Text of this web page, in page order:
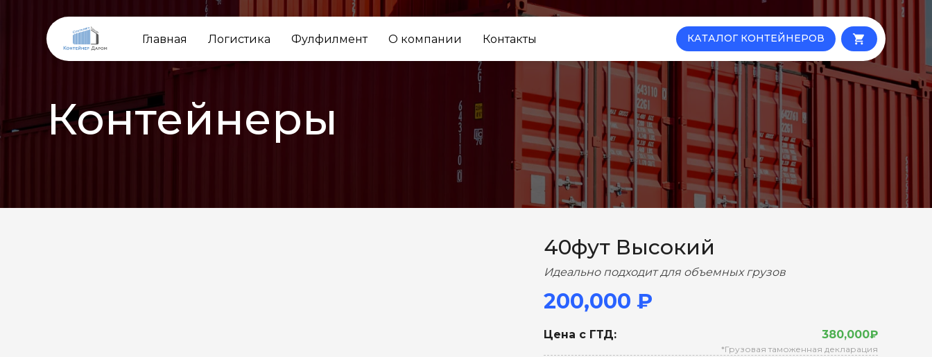
Главная Логистика Фулфилмент О компании Контакты КАТАЛОГ КОНТЕЙНЕРОВ local_grocery_store
Контейнеры
40фут Высокий
Идеально подходит для объемных грузов
200,000 ₽
Цена с ГТД: 380,000₽
*Грузовая таможенная декларация